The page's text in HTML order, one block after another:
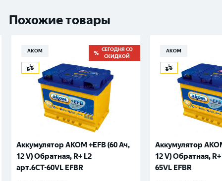
Похожие товары
АКОМ
СЕГОДНЯ СО
СКИДКОЙ
Аккумулятор AKOM +EFB (60 Ач,
12 V) Обратная, R+ L2
арт.6CТ-60VL EFBR
АКОМ
Аккумулятор
12 V) Обратная,
65VL EFBR